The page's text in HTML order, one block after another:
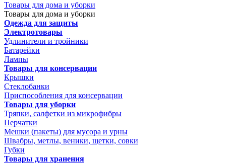
Товары для дома и уборки
Товары для дома и уборки
Одежда для защиты
Электротовары
Удлинители и тройники
Батарейки
Лампы
Товары для консервации
Крышки
Стеклобанки
Приспособления для консервации
Товары для уборки
Тряпки, салфетки из микрофибры
Перчатки
Мешки (пакеты) для мусора и урны
Швабры, метлы, веники, щетки, совки
Губки
Товары для хранения